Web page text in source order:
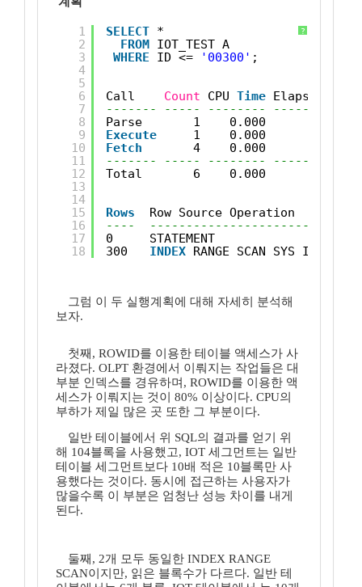
?
1
2
3
4
5
6
7
8
9
10
11
12
13
14
15
16
17
18
SELECT *
FROM IOT_TEST A
WHERE
ID <= '00300' ;
Call Count CPU Time Elapsed
------- ----- --------
Parse       1    0.000
Execute
1    0.000
Fetch
4    0.000
------- ----- --------
Total       6    0.000
Rows
Row Source Operation
----
0     STATEMENT
300 INDEX RANGE SCAN
그럼 이 두 실행계획에 대해 자세히 분석해
보자.
첫째, ROWID를 이용한 테이블 액세스가 사
라졌다. OLPT 환경에서 이뤄지는 작업들은 대
부분 인덱스를 경유하며, ROWID를 이용한 액
세스가 이뤄지는 것이 80% 이상이다. CPU의
부하가 제일 많은 곳 또한 그 부분이다.
일반 테이블에서 위 SQL의 결과를 얻기 위
해 104블록을 사용했고, IOT 세그먼트는 일반
테이블 세그먼트보다 10배 적은 10블록만 사
용했다는 것이다. 동시에 접근하는 사용자가
많을수록 이 부분은 엄청난 성능 차이를 내게
된다.
둘째, 2개 모두 동일한 INDEX RANGE
SCAN이지만, 읽은 블록수가 다르다. 일반 테